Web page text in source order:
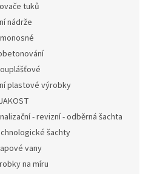
tuků
nádrže
plastové výrobky
- revizní - odběrná šachta
šachty
vany
na míru